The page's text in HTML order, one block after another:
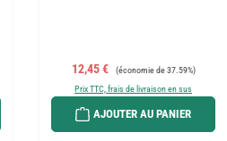
Prix de vente :
12,45 € Prix régulier :
(économie de 37.59%)
Prix TTC, frais de livraison en sus
AJOUTER AU PANIER